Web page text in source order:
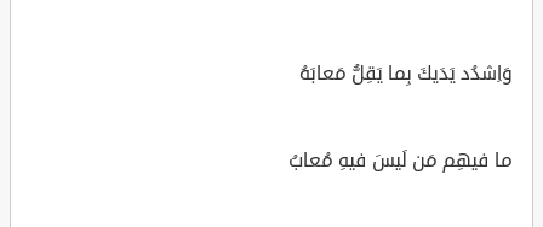
وَاِشدُد يَدَيكَ بِما يَقِلُّ مَعابَهُ
ما فيهِم مَن لَيسَ فيهِ مُعابُ